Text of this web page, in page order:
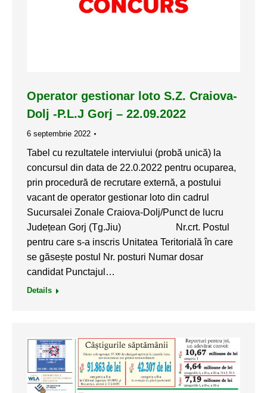
Operator gestionar loto S.Z. Craiova-
Dolj -P.L.J Gorj – 22.09.2022
6 septembrie 2022
Tabel cu rezultatele interviului (probă unică) la
concursul din data de 22.0.2022 pentru ocuparea,
prin procedură de recrutare externă, a postului
vacant de operator gestionar loto din cadrul
Sucursalei Zonale Craiova-Dolj/Punct de lucru
Județean Gorj (Tg.Jiu) Nr.crt. Postul
pentru care s-a inscris Unitatea Teritorială în care
se găsește postul Nr. posturi Numar dosar
candidat Punctajul…
Details